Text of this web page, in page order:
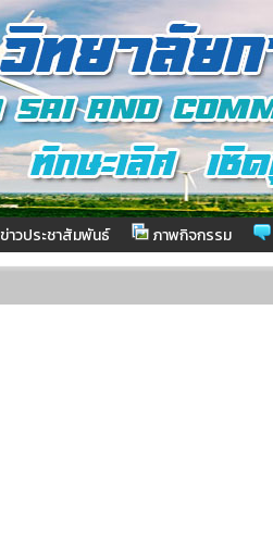
ข่าวประชาสัมพันธ์ ภาพกิจกรรม